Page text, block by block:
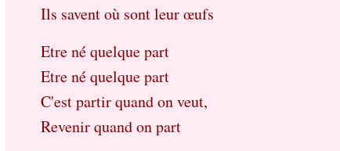
Ils savent où sont leur œufs
Etre né quelque part
Etre né quelque part
C'est partir quand on veut,
Revenir quand on part